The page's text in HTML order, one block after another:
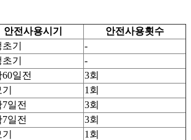
안전사용시기
안전사용횟수
기
-
기
-
일전
3회
1회
일전
3회
일전
3회
1회